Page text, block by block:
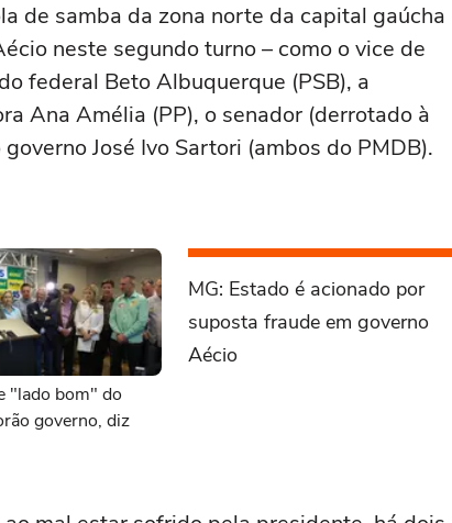
de samba da zona norte da capital gaúcha
neste segundo turno – como o vice de
federal Beto Albuquerque (PSB), a
Ana Amélia (PP), o senador (derrotado à
José Ivo Sartori (ambos do PMDB).
"lado bom" do
governo, diz
MG: Estado é acionado por
suposta fraude em governo
Aécio